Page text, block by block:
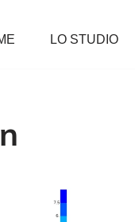
LO STUDIO